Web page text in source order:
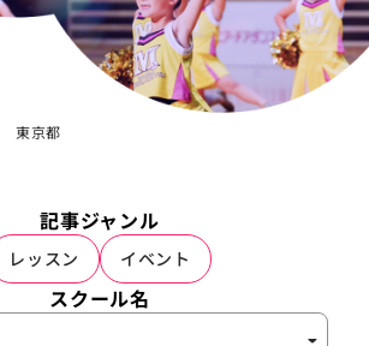
東京都
記事ジャンル
レッスン イベント
スクール名